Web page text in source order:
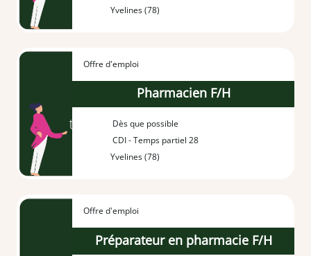
Yvelines (78)
Offre d'emploi
Pharmacien F/H
Dès que possible
CDI - Temps partiel 28
Yvelines (78)
Offre d'emploi
Préparateur en pharmacie F/H